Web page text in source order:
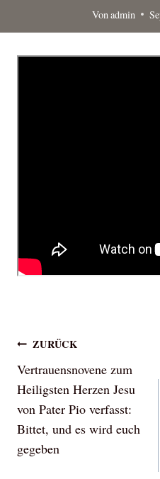
Von admin
ZURÜCK
Vertrauensnovene zum
Heiligsten Herzen Jesu
von Pater Pio verfasst:
Bittet, und es wird euch
gegeben